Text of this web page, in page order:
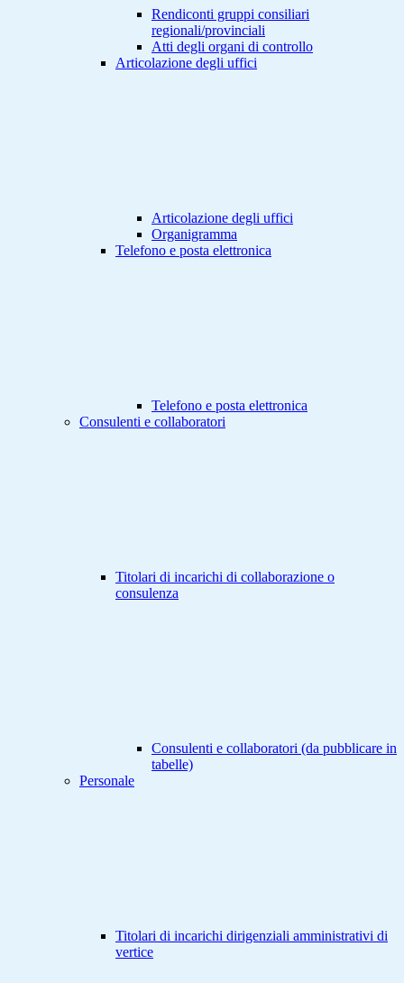
Rendiconti gruppi consiliari
regionali/provinciali
Atti degli organi di controllo
Articolazione degli uffici
Articolazione degli uffici
Organigramma
Telefono e posta elettronica
Telefono e posta elettronica
Consulenti e collaboratori
Titolari di incarichi di collaborazione o
consulenza
Consulenti e collaboratori (da pubblicare in
tabelle)
Personale
Titolari di incarichi dirigenziali amministrativi di
vertice